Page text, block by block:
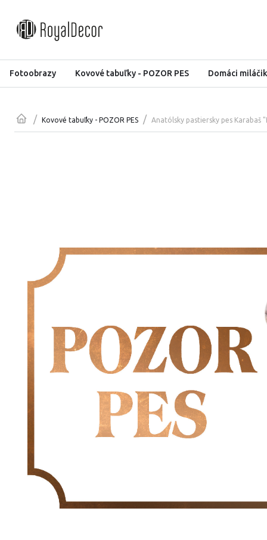
Fotoobrazy Kovové tabuľky - POZOR PES Domáci
/ Kovové tabuľky - POZOR PES / Anatólsky pastiersky pes Karabaš